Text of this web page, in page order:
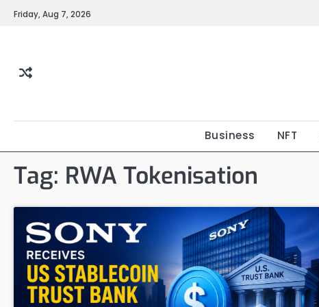
SkipFriday, Aug 7, 2026
Business NFT
Tag: RWA Tokenisation